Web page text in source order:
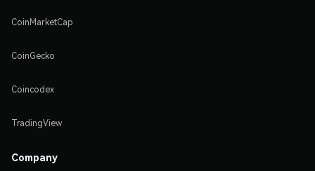
CoinMarketCap
CoinGecko
Coincodex
TradingView
Company